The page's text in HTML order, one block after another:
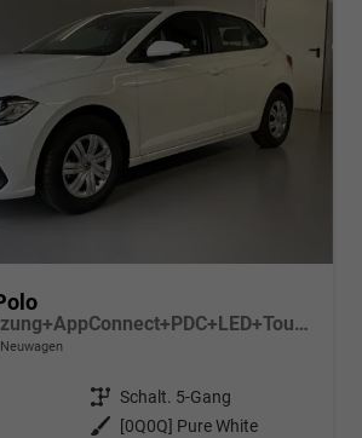
1.0 MPI Sitzheizung+AppConnect+PDC+LED+Touch+Lichtsensor+MultiLenkrad
Neuwagen
Getriebe Schalt. 5-Gang
Außenfarbe
[0Q0Q] Pure White